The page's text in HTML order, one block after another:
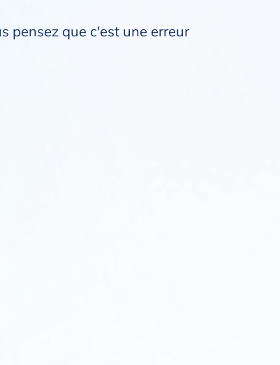
pensez que c'est une erreur